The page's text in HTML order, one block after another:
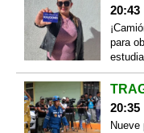
20:43
para
20:35
Nueve